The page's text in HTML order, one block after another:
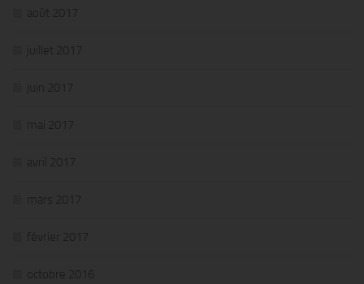
août 2017
juillet 2017
juin 2017
mai 2017
avril 2017
mars 2017
février 2017
octobre 2016